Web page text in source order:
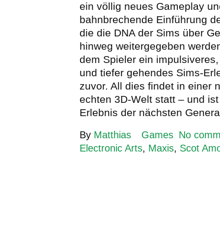
ein völlig neues Gameplay
bahnbrechende Einführung
die die DNA der Sims über
hinweg weitergegeben
dem Spieler ein
und tiefer gehendes Sims-
zuvor. All dies findet in einer
echten 3D-Welt statt – und
Erlebnis der nächsten
By Matthias Games No
Electronic Arts, Maxis, Scot